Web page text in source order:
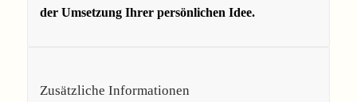
der Umsetzung Ihrer persönlichen Idee.
Zusätzliche Informationen